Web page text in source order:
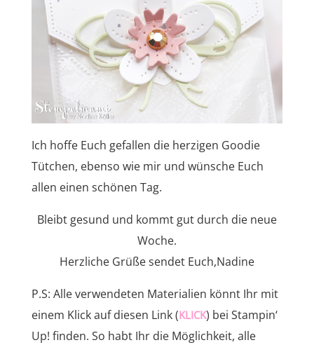
Ich hoffe Euch gefallen die herzigen Goodie
Tütchen, ebenso wie mir und wünsche Euch
allen einen schönen Tag.
Bleibt gesund und kommt gut durch die neue
Woche.
Herzliche Grüße sendet Euch,Nadine
P.S: Alle verwendeten Materialien könnt Ihr mit
einem Klick auf diesen Link (KLICK) bei Stampin‘
Up! finden. So habt Ihr die Möglichkeit, alle